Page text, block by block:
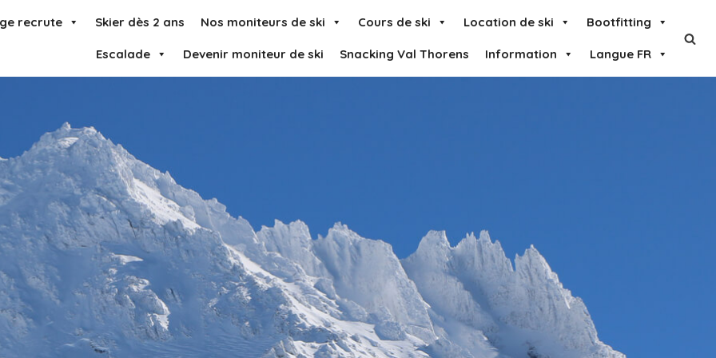
recrute Skier dès 2 ans Nos moniteurs de ski Cours de ski Location de ski Bootfitting
Escalade Devenir moniteur de ski Snacking Val Thorens Information Langue FR